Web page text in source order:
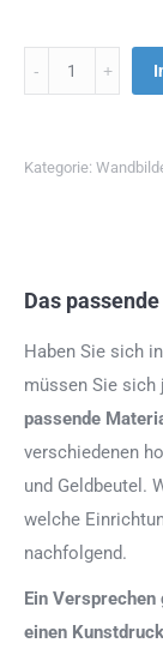
Menge
Kategorie:
Das
Haben Sie sich
müssen Sie sich
passende
verschiedenen
und Geldbeutel.
welche
nachfolgend.
Ein
einen